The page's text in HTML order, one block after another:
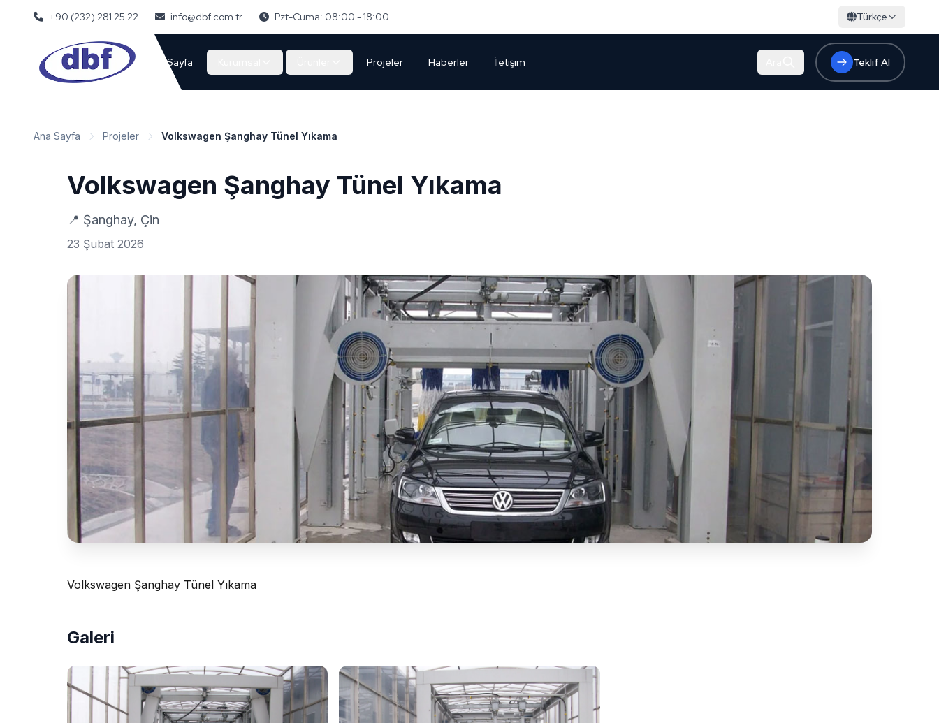
+90 (232) 281 25 22 info@dbf.com.tr Pzt-Cuma: 08:00 - 18:00 Türkçe
Ana Sayfa Projeler Haberler İletişim Teklif Al
Ana Sayfa Projeler Volkswagen Şanghay Tünel Yıkama
Volkswagen Şanghay Tünel Yıkama
📍 Şanghay, Çin
23 Şubat 2026
Volkswagen Şanghay Tünel Yıkama
Galeri